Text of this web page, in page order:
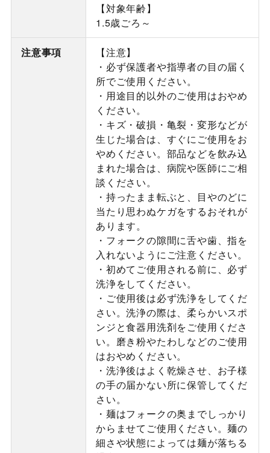
【対象年齢】
1.5歳ごろ～
注意事項
【注意】
・必ず保護者や指導者の目の届く
所でご使用ください。
・用途目的以外のご使用はおやめ
ください。
・キズ・破損・亀裂・変形などが
生じた場合は、すぐにご使用をお
やめください。部品などを飲み込
まれた場合は、病院や医師にご相
談ください。
・持ったまま転ぶと、目やのどに
当たり思わぬケガをするおそれが
あります。
・フォークの隙間に舌や歯、指を
入れないようにご注意ください。
・初めてご使用される前に、必ず
洗浄をしてください。
・ご使用後は必ず洗浄をしてくだ
さい。洗浄の際は、柔らかいスポ
ンジと食器用洗剤をご使用くださ
い。磨き粉やたわしなどのご使用
はおやめください。
・洗浄後はよく乾燥させ、お子様
の手の届かない所に保管してくだ
さい。
・麺はフォークの奥までしっかり
からませてご使用ください。麺の
細さや状態によっては麺が落ちる